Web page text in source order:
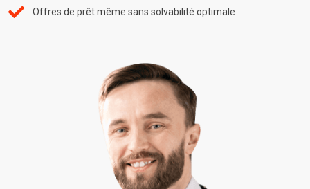
Offres de prêt même sans solvabilité optimale